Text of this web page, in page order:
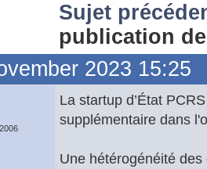
Sujet
publication
2023 15:25
La startup d’État
supplémentaire dans
Une hétérogénéité